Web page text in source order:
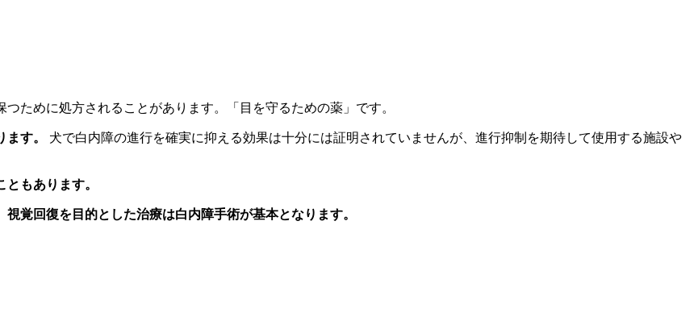
ために処方されることがあります。「目を守るための薬」です。
す。
犬で白内障の進行を確実に抑える効果は十分には証明されていませんが、進行抑制を期待して使用する施設や
もあります。
視覚回復を目的とした治療は白内障手術が基本となります。